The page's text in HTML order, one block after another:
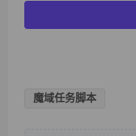
魔域任务脚本